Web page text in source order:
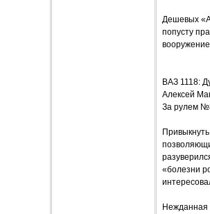
Дешевых
попусту
ВАЗ 1118:
Алексей
За рулем
«болезни
Нежданная